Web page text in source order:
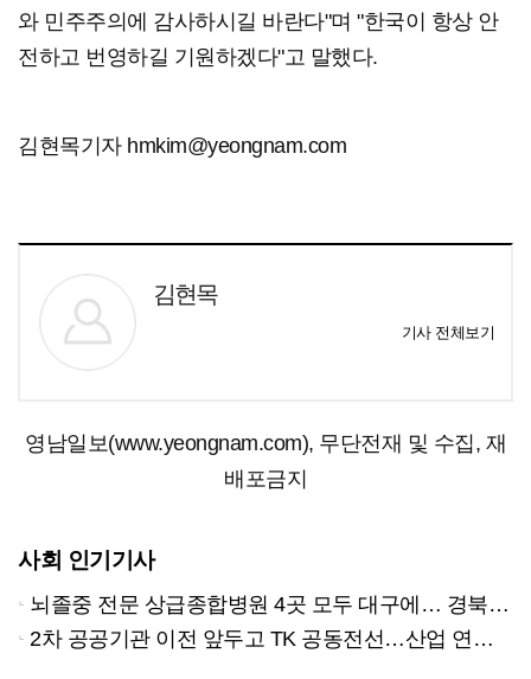
와 민주주의에 감사하시길 바란다"며 "한국이 항상 안
전하고 번영하길 기원하겠다"고 말했다.
김현목기자 hmkim@yeongnam.com
김현목
기사 전체보기
영남일보(www.yeongnam.com), 무단전재 및 수집, 재
배포금지
사회 인기기사
뇌졸중 전문 상급종합병원 4곳 모두 대구에… 경북은 골든타임 사각지대
2차 공공기관 이전 앞두고 TK 공동전선…산업 연계형 유치 승부수